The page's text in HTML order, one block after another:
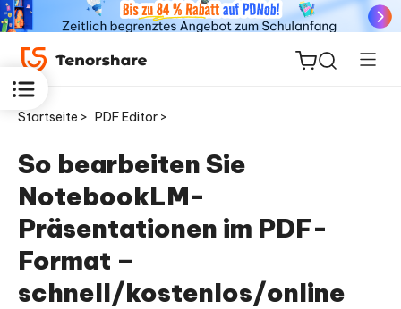
ReiBoot
for iOS
PDNob
PDF
Startseite > PDF Editor >
So bearbeiten Sie
NotebookLM-
Präsentationen im PDF-
Format –
schnell/kostenlos/online